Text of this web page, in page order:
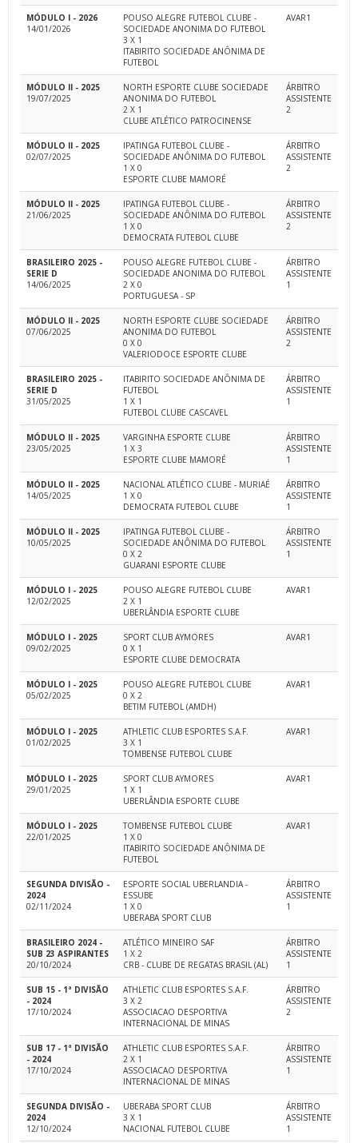
MÓDULO I - 2026
14/01/2026
POUSO ALEGRE FUTEBOL CLUBE -
SOCIEDADE ANONIMA DO FUTEBOL
3 X 1
ITABIRITO SOCIEDADE ANÔNIMA DE
FUTEBOL
AVAR1
MÓDULO II - 2025
19/07/2025
NORTH ESPORTE CLUBE SOCIEDADE
ANONIMA DO FUTEBOL
2 X 1
CLUBE ATLÉTICO PATROCINENSE
ÁRBITRO
ASSISTENTE
2
MÓDULO II - 2025
02/07/2025
IPATINGA FUTEBOL CLUBE -
SOCIEDADE ANÔNIMA DO FUTEBOL
1 X 0
ESPORTE CLUBE MAMORÉ
ÁRBITRO
ASSISTENTE
2
MÓDULO II - 2025
21/06/2025
IPATINGA FUTEBOL CLUBE -
SOCIEDADE ANÔNIMA DO FUTEBOL
1 X 0
DEMOCRATA FUTEBOL CLUBE
ÁRBITRO
ASSISTENTE
2
BRASILEIRO 2025 -
SERIE D
14/06/2025
POUSO ALEGRE FUTEBOL CLUBE -
SOCIEDADE ANONIMA DO FUTEBOL
2 X 0
PORTUGUESA - SP
ÁRBITRO
ASSISTENTE
1
MÓDULO II - 2025
07/06/2025
NORTH ESPORTE CLUBE SOCIEDADE
ANONIMA DO FUTEBOL
0 X 0
VALERIODOCE ESPORTE CLUBE
ÁRBITRO
ASSISTENTE
2
BRASILEIRO 2025 -
SERIE D
31/05/2025
ITABIRITO SOCIEDADE ANÔNIMA DE
FUTEBOL
1 X 1
FUTEBOL CLUBE CASCAVEL
ÁRBITRO
ASSISTENTE
1
MÓDULO II - 2025
23/05/2025
VARGINHA ESPORTE CLUBE
1 X 3
ESPORTE CLUBE MAMORÉ
ÁRBITRO
ASSISTENTE
1
MÓDULO II - 2025
14/05/2025
NACIONAL ATLÉTICO CLUBE - MURIAÉ
1 X 0
DEMOCRATA FUTEBOL CLUBE
ÁRBITRO
ASSISTENTE
1
MÓDULO II - 2025
10/05/2025
IPATINGA FUTEBOL CLUBE -
SOCIEDADE ANÔNIMA DO FUTEBOL
0 X 2
GUARANI ESPORTE CLUBE
ÁRBITRO
ASSISTENTE
1
MÓDULO I - 2025
12/02/2025
POUSO ALEGRE FUTEBOL CLUBE
2 X 1
UBERLÂNDIA ESPORTE CLUBE
AVAR1
MÓDULO I - 2025
09/02/2025
SPORT CLUB AYMORES
0 X 1
ESPORTE CLUBE DEMOCRATA
AVAR1
MÓDULO I - 2025
05/02/2025
POUSO ALEGRE FUTEBOL CLUBE
0 X 2
BETIM FUTEBOL (AMDH)
AVAR1
MÓDULO I - 2025
01/02/2025
ATHLETIC CLUB ESPORTES S.A.F.
3 X 1
TOMBENSE FUTEBOL CLUBE
AVAR1
MÓDULO I - 2025
29/01/2025
SPORT CLUB AYMORES
1 X 1
UBERLÂNDIA ESPORTE CLUBE
AVAR1
MÓDULO I - 2025
22/01/2025
TOMBENSE FUTEBOL CLUBE
1 X 0
ITABIRITO SOCIEDADE ANÔNIMA DE
FUTEBOL
AVAR1
SEGUNDA DIVISÃO -
2024
02/11/2024
ESPORTE SOCIAL UBERLANDIA -
ESSUBE
1 X 0
UBERABA SPORT CLUB
ÁRBITRO
ASSISTENTE
1
BRASILEIRO 2024 -
SUB 23 ASPIRANTES
20/10/2024
ATLÉTICO MINEIRO SAF
1 X 2
CRB - CLUBE DE REGATAS BRASIL (AL)
ÁRBITRO
ASSISTENTE
1
SUB 15 - 1ª DIVISÃO
- 2024
17/10/2024
ATHLETIC CLUB ESPORTES S.A.F.
3 X 2
ASSOCIACAO DESPORTIVA
INTERNACIONAL DE MINAS
ÁRBITRO
ASSISTENTE
2
SUB 17 - 1ª DIVISÃO
- 2024
17/10/2024
ATHLETIC CLUB ESPORTES S.A.F.
2 X 1
ASSOCIACAO DESPORTIVA
INTERNACIONAL DE MINAS
ÁRBITRO
ASSISTENTE
1
SEGUNDA DIVISÃO -
2024
12/10/2024
UBERABA SPORT CLUB
3 X 1
NACIONAL FUTEBOL CLUBE
ÁRBITRO
ASSISTENTE
1